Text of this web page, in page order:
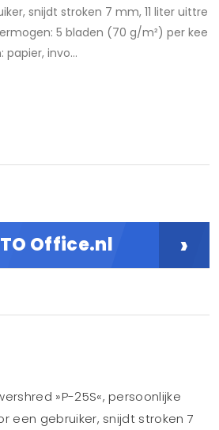
snijdt stroken 7 mm, 11 liter uittre
5 bladen (70 g/m²) per kee
invo...
Office.nl ›
»P-25S«, persoonlijke
een gebruiker, snijdt stroken 7